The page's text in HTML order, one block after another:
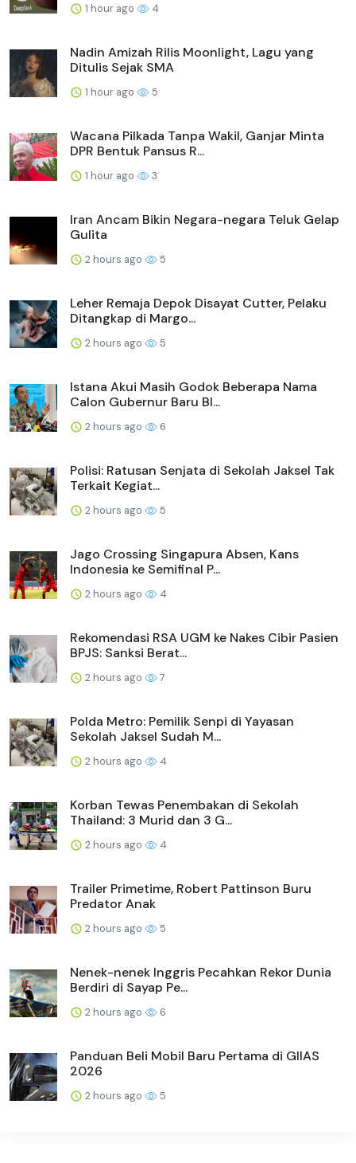
1 hour ago 4
Nadin Amizah Rilis Moonlight, Lagu yang
Ditulis Sejak SMA
1 hour ago 5
Wacana Pilkada Tanpa Wakil, Ganjar Minta
DPR Bentuk Pansus R...
1 hour ago 3
Iran Ancam Bikin Negara-negara Teluk Gelap
Gulita
2 hours ago 5
Leher Remaja Depok Disayat Cutter, Pelaku
Ditangkap di Margo...
2 hours ago 5
Istana Akui Masih Godok Beberapa Nama
Calon Gubernur Baru BI...
2 hours ago 6
Polisi: Ratusan Senjata di Sekolah Jaksel Tak
Terkait Kegiat...
2 hours ago 5
Jago Crossing Singapura Absen, Kans
Indonesia ke Semifinal P...
2 hours ago 4
Rekomendasi RSA UGM ke Nakes Cibir Pasien
BPJS: Sanksi Berat...
2 hours ago 7
Polda Metro: Pemilik Senpi di Yayasan
Sekolah Jaksel Sudah M...
2 hours ago 4
Korban Tewas Penembakan di Sekolah
Thailand: 3 Murid dan 3 G...
2 hours ago 4
Trailer Primetime, Robert Pattinson Buru
Predator Anak
2 hours ago 5
Nenek-nenek Inggris Pecahkan Rekor Dunia
Berdiri di Sayap Pe...
2 hours ago 6
Panduan Beli Mobil Baru Pertama di GIIAS
2026
2 hours ago 5